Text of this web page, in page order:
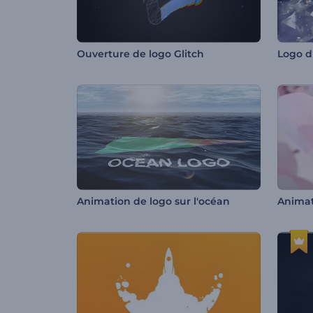
Ouverture de logo Glitch Logo
Animation de logo sur l'océan